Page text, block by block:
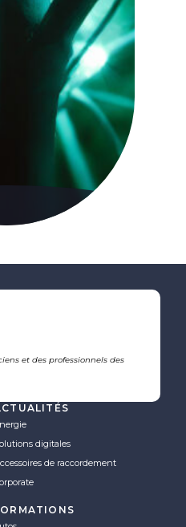
et des professionnels des
digitales
de raccordement